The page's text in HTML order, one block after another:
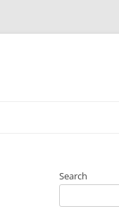
Search